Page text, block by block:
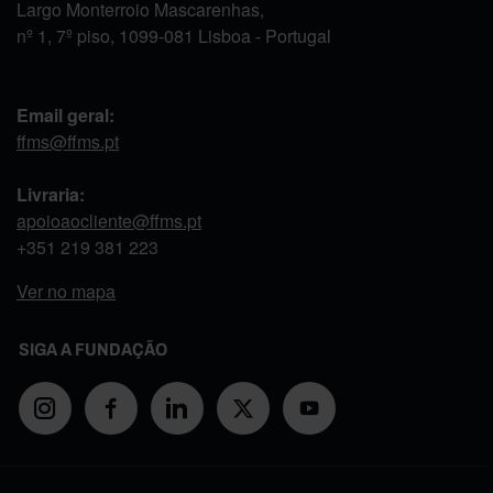
Largo Monterroio Mascarenhas,
nº 1, 7º piso, 1099-081 Lisboa - Portugal
Email geral:
ffms@ffms.pt
Livraria:
apoioaocliente@ffms.pt
+351 219 381 223
Ver no mapa
SIGA A FUNDAÇÃO